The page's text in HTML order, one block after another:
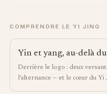
COMPRENDRE LE YI JING
Yin et yang, au-delà
Derrière le logo : deux
l'alternance — et le cœur du Yi